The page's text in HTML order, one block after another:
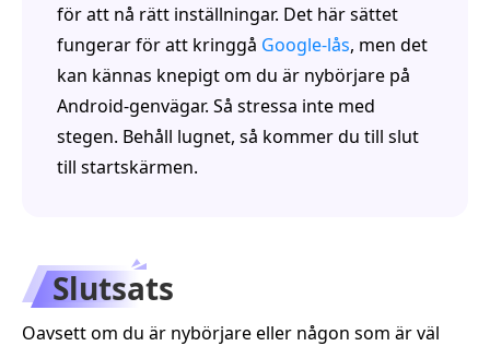
för att nå rätt inställningar. Det här sättet
fungerar för att kringgå Google-lås, men det
kan kännas knepigt om du är nybörjare på
Android-genvägar. Så stressa inte med
stegen. Behåll lugnet, så kommer du till slut
till startskärmen.
Slutsats
Oavsett om du är nybörjare eller någon som är väl